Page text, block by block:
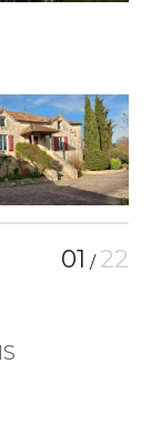
01 / 22